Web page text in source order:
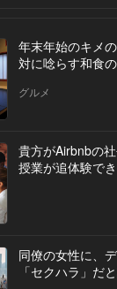
年末年始のキメ
対に唸らす和食
グルメ
貴方がAirbnbの
授業が追体験で
同僚の女性に、
「セクハラ」だ